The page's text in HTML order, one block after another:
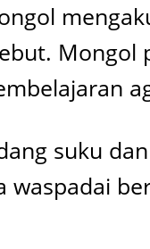
Mongol
suku